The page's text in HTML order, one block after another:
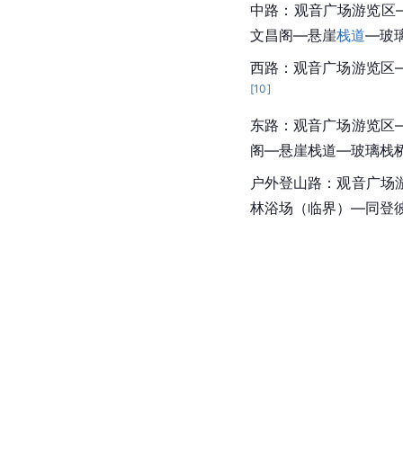
中路：观音广场游览
文昌阁—悬崖栈道—玻
西路：观音广场游览
[10]
东路：观音广场游览
阁—悬崖栈道—玻璃栈
户外登山路：观音广
林浴场（临界）—同登